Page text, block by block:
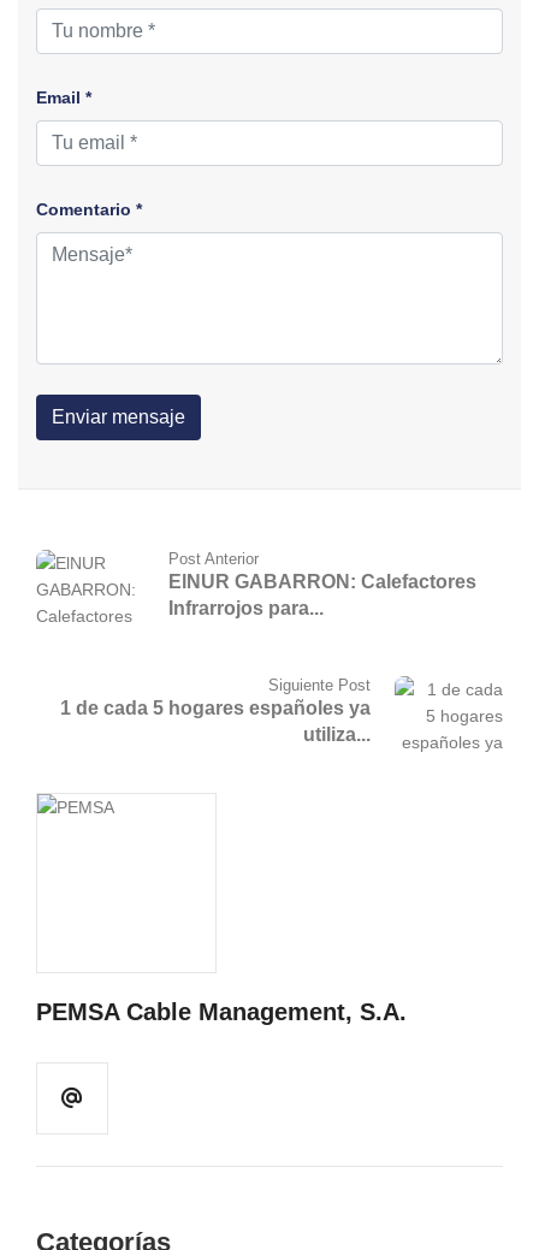
Email *
Comentario *
Post Anterior
ElNUR GABARRON: Calefactores
Infrarrojos para...
Siguiente Post
1 de cada 5 hogares españoles ya
utiliza...
PEMSA Cable Management, S.A.
Categorías